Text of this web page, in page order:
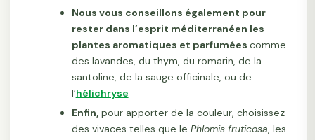
Nous vous conseillons également pour
rester dans l’esprit méditerranéen les
plantes aromatiques et parfumées comme
des lavandes, du thym, du romarin, de la
santoline, de la sauge officinale, ou de
l’hélichryse
Enfin,pour apporter de la couleur, choisissez
des vivaces telles que le Phlomis fruticosa, les